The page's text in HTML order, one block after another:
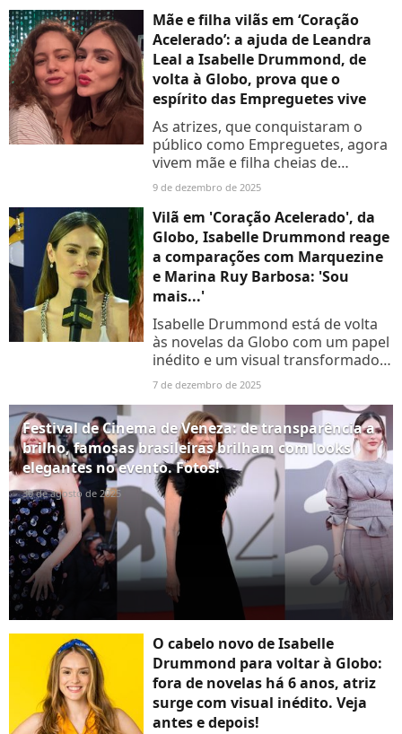
Mãe e filha vilãs em ‘Coração
Acelerado’: a ajuda de Leandra
Leal a Isabelle Drummond, de
volta à Globo, prova que o
espírito das Empreguetes vive
As atrizes, que conquistaram o
público como Empreguetes, agora
vivem mãe e filha cheias de
ambição em 'Coração Acelerado'!
9 de dezembro de 2025
Vilã em 'Coração Acelerado', da
Globo, Isabelle Drummond reage
a comparações com Marquezine
e Marina Ruy Barbosa: 'Sou
mais...'
Isabelle Drummond está de volta
às novelas da Globo com um papel
inédito e um visual transformado!
A atriz, que será a vilã Naiane em
"Coração Acelerado", quebra o
silêncio sobre comparações...
7 de dezembro de 2025
Festival de Cinema de Veneza: de transparência a
brilho, famosas brasileiras brilham com looks
elegantes no evento. Fotos!
30 de agosto de 2025
O cabelo novo de Isabelle
Drummond para voltar à Globo:
fora de novelas há 6 anos, atriz
surge com visual inédito. Veja
antes e depois!